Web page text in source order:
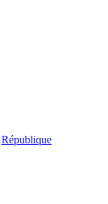
République